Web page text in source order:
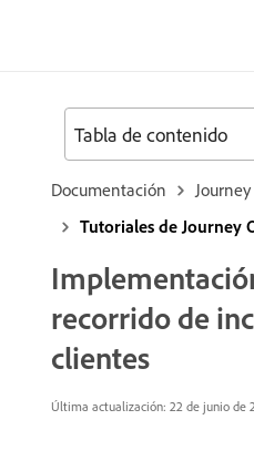
Documentación
Tutoriales de Journey
recorrido de
clientes
Última actualización: 22 de junio de
Tabla de contenido